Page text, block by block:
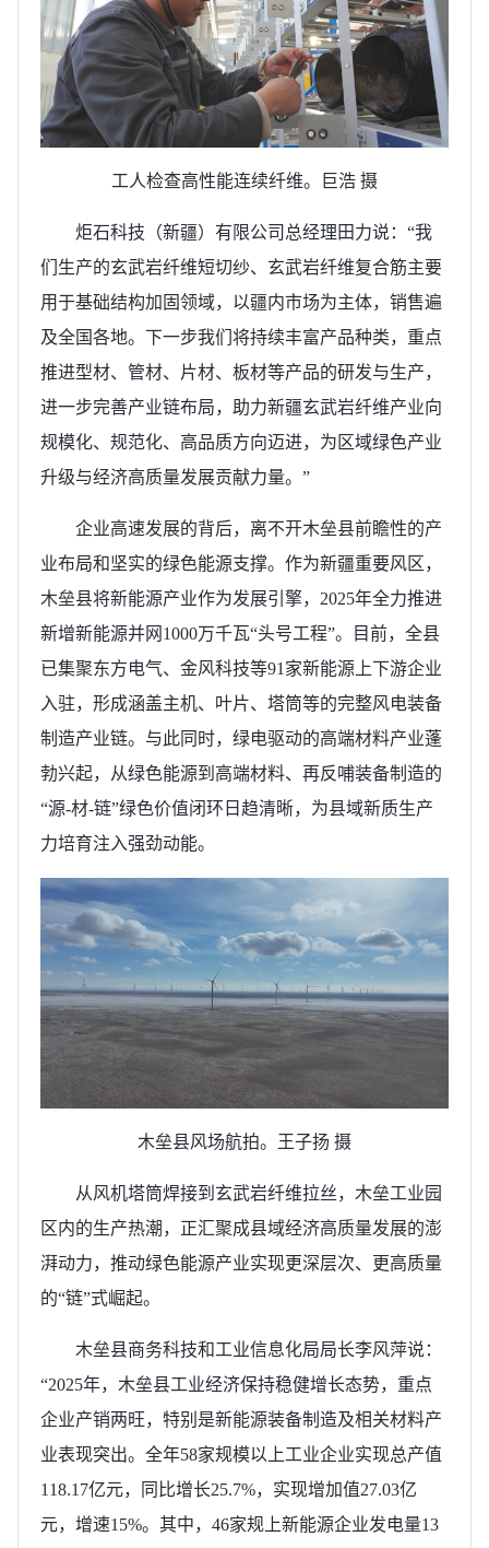
工人检查高性能连续纤维。巨浩 摄
炬石科技（新疆）有限公司总经理田力说：“我
们生产的玄武岩纤维短切纱、玄武岩纤维复合筋主要
用于基础结构加固领域，以疆内市场为主体，销售遍
及全国各地。下一步我们将持续丰富产品种类，重点
推进型材、管材、片材、板材等产品的研发与生产，
进一步完善产业链布局，助力新疆玄武岩纤维产业向
规模化、规范化、高品质方向迈进，为区域绿色产业
升级与经济高质量发展贡献力量。”
企业高速发展的背后，离不开木垒县前瞻性的产
业布局和坚实的绿色能源支撑。作为新疆重要风区，
木垒县将新能源产业作为发展引擎，2025年全力推进
新增新能源并网1000万千瓦“头号工程”。目前，全县
已集聚东方电气、金风科技等91家新能源上下游企业
入驻，形成涵盖主机、叶片、塔筒等的完整风电装备
制造产业链。与此同时，绿电驱动的高端材料产业蓬
勃兴起，从绿色能源到高端材料、再反哺装备制造的
“源-材-链”绿色价值闭环日趋清晰，为县域新质生产
力培育注入强劲动能。
木垒县风场航拍。王子扬 摄
从风机塔筒焊接到玄武岩纤维拉丝，木垒工业园
区内的生产热潮，正汇聚成县域经济高质量发展的澎
湃动力，推动绿色能源产业实现更深层次、更高质量
的“链”式崛起。
木垒县商务科技和工业信息化局局长李风萍说：
“2025年，木垒县工业经济保持稳健增长态势，重点
企业产销两旺，特别是新能源装备制造及相关材料产
业表现突出。全年58家规模以上工业企业实现总产值
118.17亿元，同比增长25.7%，实现增加值27.03亿
元，增速15%。其中，46家规上新能源企业发电量13